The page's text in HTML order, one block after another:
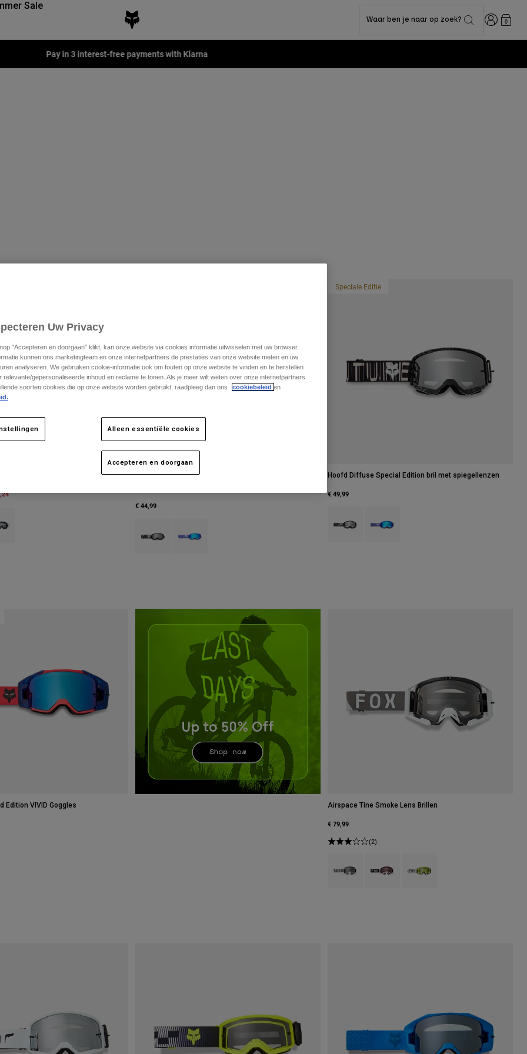
Sale
Waar ben je naar op zoek? Inloggen
0
Pay in 3 interest-free payments with Klarna
Jeugd Main Diffuse Special Edition bril met gespiegelde
€ 44,99
Speciale Editie
Hoofd Diffuse Special Edition bril met spiegellenzen
€ 49,99
Edition VIVID Goggles Airspace Tine Smoke Lens Brillen
€ 79,99
(2)
Uw Privacy
"Accepteren en doorgaan" klikt, kan onze website via cookies informatie uitwisselen met uw browser.
kunnen ons marketingteam en onze internetpartners de prestaties van onze website meten en uw
analyseren. We gebruiken cookie-informatie ook om fouten op onze website te vinden en te herstellen
relevante/gepersonaliseerde inhoud en reclame te tonen. Als je meer wilt weten over onze internetpartners
soorten cookies die op onze website worden gebruikt, raadpleeg dan ons
cookiebeleid en
Alleen essentiële cookies
Accepteren en doorgaan